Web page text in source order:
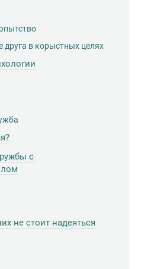
друга в корыстных целях
с
не стоит надеяться